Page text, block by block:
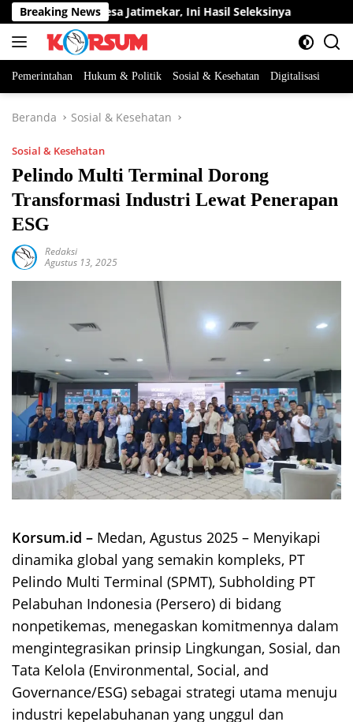
Langsung
ke
konten
Breaking NewsDesa Jatimekar, Ini Hasil Seleksinya
Pemerintahan Hukum & Politik Sosial & Kesehatan Digitalisasi
Beranda Sosial & Kesehatan
Sosial & Kesehatan
Pelindo Multi Terminal Dorong
Transformasi Industri Lewat Penerapan
ESG
Redaksi
Agustus 13, 2025
Korsum.id – Medan, Agustus 2025 – Menyikapi
dinamika global yang semakin kompleks, PT
Pelindo Multi Terminal (SPMT), Subholding PT
Pelabuhan Indonesia (Persero) di bidang
nonpetikemas, menegaskan komitmennya dalam
mengintegrasikan prinsip Lingkungan, Sosial, dan
Tata Kelola (Environmental, Social, and
Governance/ESG) sebagai strategi utama menuju
industri kepelabuhanan yang unggul dan